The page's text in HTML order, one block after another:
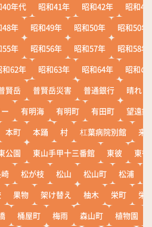
40年代 昭和41年 昭和42年
昭和43
48年 昭和49年 昭和50年
昭和50年
55年 昭和56年 昭和57年
昭和58年
和62年 昭和63年 昭和64年
昭和の
賢岳 普賢岳災害 普通銀行
晴れ
有明海 有明町 有田町
望遠鏡
本町 本踊 村 杠葉病院別館
来
公園 東山手甲十三番館 東彼
東彼
松が枝 松山 松山町 松浦
果物 架け替え 柚木 栄町
栄
桶屋町 梅雨 森山町 植物園